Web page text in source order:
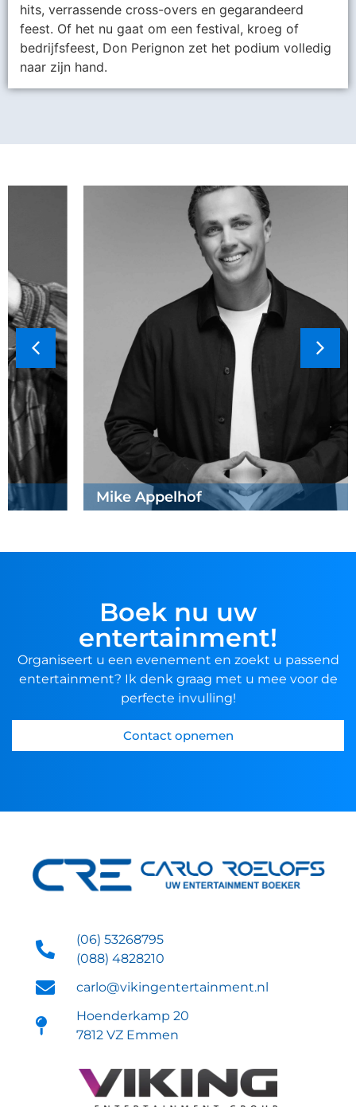
hits, verrassende cross-overs en gegarandeerd
feest. Of het nu gaat om een festival, kroeg of
bedrijfsfeest, Don Perignon zet het podium volledig
naar zijn hand.
Mike Appelhof
Boek nu uw
entertainment!
Organiseert u een evenement en zoekt u passend
entertainment? Ik denk graag met u mee voor de
perfecte invulling!
Contact opnemen
(06) 53268795
(088) 4828210
carlo@vikingentertainment.nl
Hoenderkamp 20
7812 VZ Emmen